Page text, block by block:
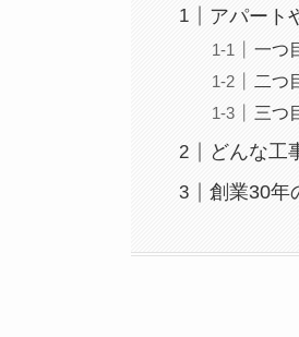
アパート
一つ
二つ
三つ
どんな工
創業30年